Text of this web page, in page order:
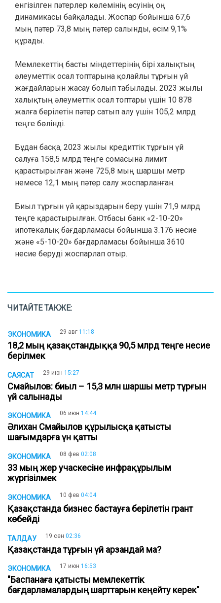
енгізілген пәтерлер көлемінің өсуінің оң
динамикасы байқалады. Жоспар бойынша 67,6
мың пәтер 73,8 мың пәтер салынды, өсім 9,1%
құрады.
Мемлекеттің басты міндеттерінің бірі халықтың
әлеуметтік осал топтарына қолайлы тұрғын үй
жағдайларын жасау болып табылады. 2023 жылы
халықтың әлеуметтік осал топтары үшін 10 878
жалға берілетін пәтер сатып алу үшін 105,2 млрд
теңге бөлінді.
Бұдан басқа, 2023 жылы кредиттік тұрғын үй
салуға 158,5 млрд теңге сомасына лимит
қарастырылған және 725,8 мың шаршы метр
немесе 12,1 мың пәтер салу жоспарланған.
Биыл тұрғын үй қарыздарын беру үшін 71,9 млрд
теңге қарастырылған. Отбасы банк «2-10-20»
ипотекалық бағдарламасы бойынша 3.176 несие
және «5-10-20» бағдарламасы бойынша 3610
несие беруді жоспарлап отыр.
ЧИТАЙТЕ ТАКЖЕ:
ЭКОНОМИКА 29 авг 11:18
18,2 мың қазақстандыққа 90,5 млрд теңге несие
берілмек
САЯСАТ 29 июн 15:27
Смайылов: биыл – 15,3 млн шаршы метр тұрғын
үй салынады
ЭКОНОМИКА 06 июн 14:44
Әлихан Смайылов құрылысқа қатысты
шағымдарға үн қатты
ЭКОНОМИКА 08 фев 02:08
33 мың жер учаскесіне инфрақұрылым
жүргізілмек
ЭКОНОМИКА 10 фев 04:04
Қазақстанда бизнес бастауға берілетін грант
көбейді
ТАЛДАУ 19 сен 02:36
Қазақстанда тұрғын үй арзандай ма?
ЭКОНОМИКА 17 июн 16:53
"Баспанаға қатысты мемлекеттік
бағдарламалардың шарттарын кеңейту керек"